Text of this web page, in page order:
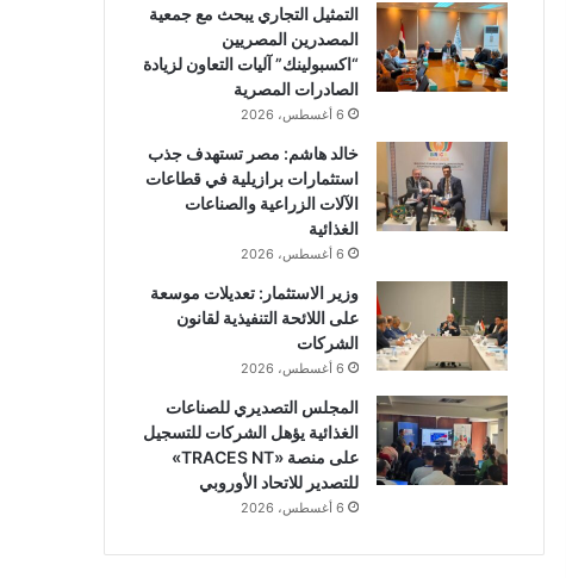
التمثيل التجاري يبحث مع جمعية
المصدرين المصريين
“اكسبولينك” آليات التعاون لزيادة
الصادرات المصرية
6 أغسطس، 2026
خالد هاشم: مصر تستهدف جذب
استثمارات برازيلية في قطاعات
الآلات الزراعية والصناعات
الغذائية
6 أغسطس، 2026
وزير الاستثمار: تعديلات موسعة
على اللائحة التنفيذية لقانون
الشركات
6 أغسطس، 2026
المجلس التصديري للصناعات
الغذائية يؤهل الشركات للتسجيل
على منصة «TRACES NT»
للتصدير للاتحاد الأوروبي
6 أغسطس، 2026